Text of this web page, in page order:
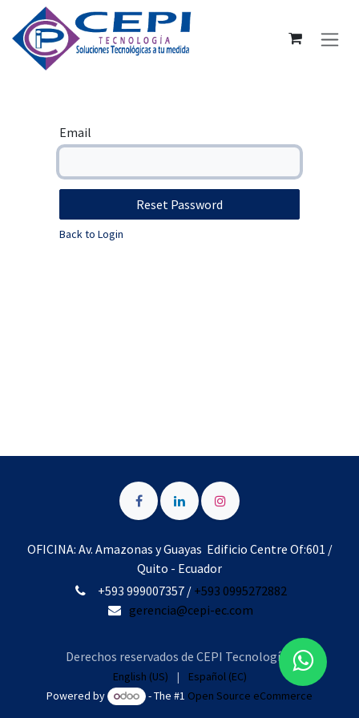
Skip to Content
Email
Reset Password
Back to Login
OFICINA: Av. Amazonas y Guayas Edificio Centre Of:601 /
Quito - Ecuador
+593 999007357/ +593 0995272882
gerencia@cepi-ec.com
Derechos reservados de CEPI Tecnología
English (US) |
Español (EC)
Powered by
- The #1 Open Source eCommerce